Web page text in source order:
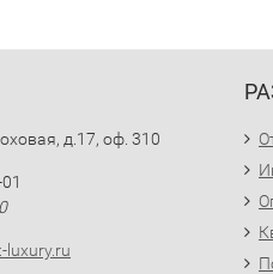
д.17, оф. 310
luxury.ru